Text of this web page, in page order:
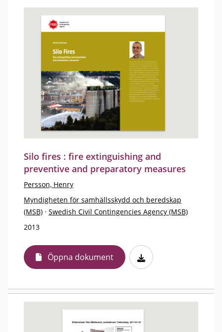
Silo fires : fire extinguishing and
preventive and preparatory measures
Persson, Henry
Myndigheten för samhällsskydd och beredskap
(MSB) · Swedish Civil Contingencies Agency (MSB)
2013
Öppna dokument